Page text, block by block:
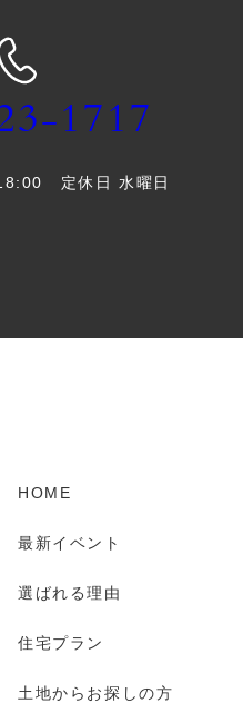
1717
定休日 水曜日
HOME
最新イベント
選ばれる理由
住宅プラン
土地からお探しの方